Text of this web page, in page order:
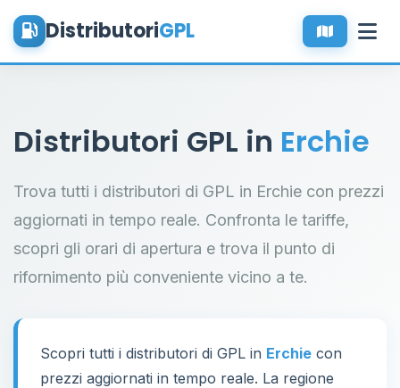
DistributoriGPL
Distributori GPL in Erchie
Trova tutti i distributori di GPL in Erchie con prezzi
aggiornati in tempo reale. Confronta le tariffe,
scopri gli orari di apertura e trova il punto di
rifornimento più conveniente vicino a te.
Scopri tutti i distributori di GPL in Erchie con
prezzi aggiornati in tempo reale. La regione